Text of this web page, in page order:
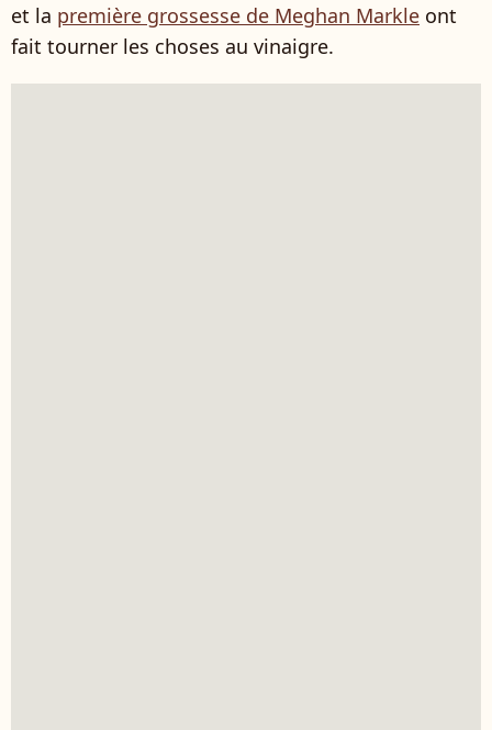
et la première grossesse de Meghan Markle ont
fait tourner les choses au vinaigre.